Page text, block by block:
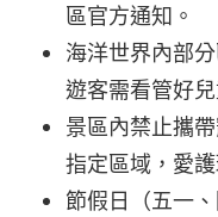
區官方通知。
海洋世界內部
遊客需看管好
景區內禁止攜
指定區域，愛
節假日（五一